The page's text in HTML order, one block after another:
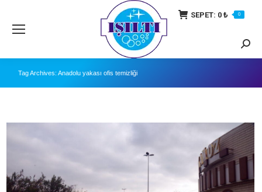
SEPET: 0 ₺ 0
Tag Archives:Anadolu yakası ofis temizliği